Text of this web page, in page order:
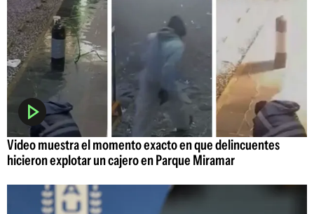
Video muestra el momento exacto en que delincuentes
hicieron explotar un cajero en Parque Miramar